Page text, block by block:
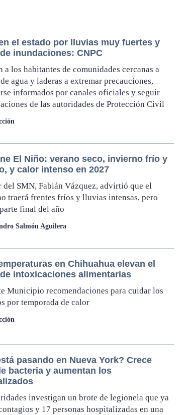
el estado por lluvias muy fuertes y
inundaciones: CNPC
a los habitantes de comunidades cercanas a
agua y laderas a extremar precauciones,
informados por canales oficiales y seguir
de las autoridades de Protección Civil
El Niño: verano seco, invierno frío y
y calor intenso en 2027
SMN, Fabián Vázquez, advirtió que el
traerá frentes fríos y lluvias intensas, pero
final del año
Salmón Aguilera
en Chihuahua elevan el
intoxicaciones alimentarias
Municipio recomendaciones para cuidar los
por temporada de calor
pasando en Nueva York? Crece
bacteria y aumentan los
investigan un brote de legionela que ya
y 17 personas hospitalizadas en una